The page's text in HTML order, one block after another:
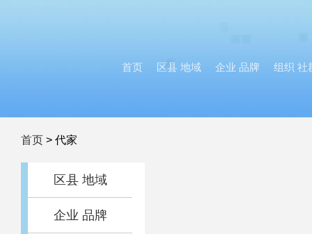
首页 区县 地域 企业 品牌 组织 社
首页 > 代家
区县 地域
企业 品牌